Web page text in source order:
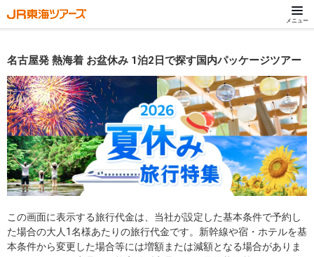
メニュー
名古屋発 熱海着 お盆休み 1泊2日で探す国内パッケージツアー
この画面に表示する旅行代金は、当社が設定した基本条件で予約し
た場合の大人1名様あたりの旅行代金です。新幹線や宿・ホテルを基
本条件から変更した場合等には増額または減額となる場合がありま